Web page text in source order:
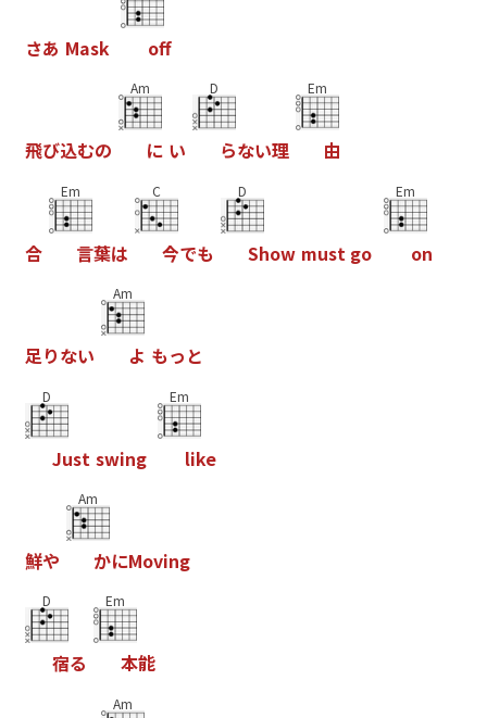
さあ Mask of
飛び込むの
Am
に い
D
らない理
Em
由
合
Em
言葉は
C
今でも
D
Show must go
Em
on
足りない
Am
よ もっ と
D
Just swing
Em
like
鮮や
Am
かにMoving
D
宿る
Em
本能
Am